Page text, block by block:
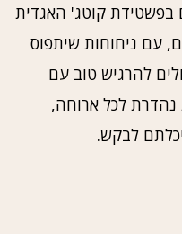
בפשטידת קוטג' האגדית
עם ניחוחות שיתפוס
להרגיש טוב עם
לכל ארוחה,
לבקש.